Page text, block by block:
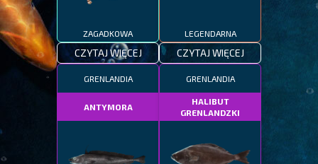
ZAGADKOWA
CZYTAJ WIĘCEJ
LEGENDARNA
CZYTAJ WIĘCEJ
GRENLANDIA
ANTYMORA
GRENLANDIA
HALIBUT
GRENLANDZKI